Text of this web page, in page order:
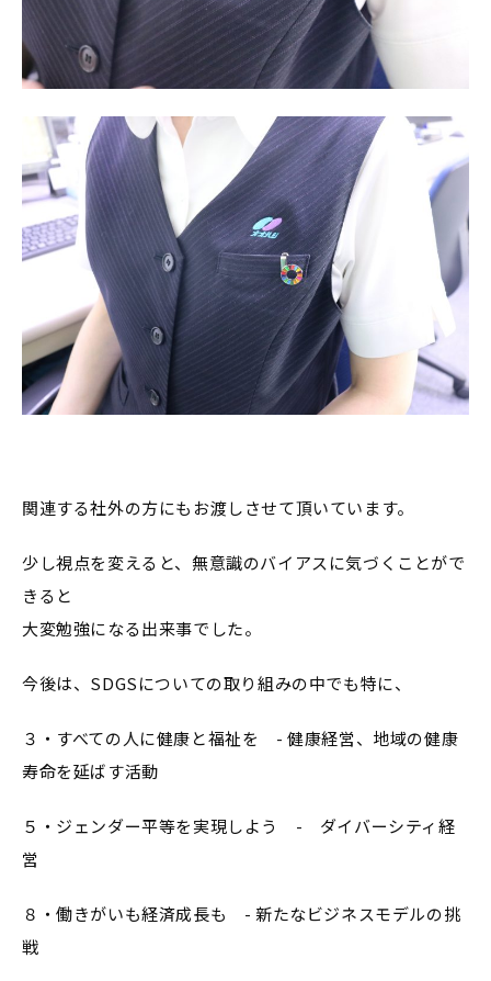
関連する社外の方にもお渡しさせて頂いています。
少し視点を変えると、無意識のバイアスに気づくことがで
きると
大変勉強になる出来事でした。
今後は、SDGSについての取り組みの中でも特に、
３・すべての人に健康と福祉を - 健康経営、地域の健康
寿命を延ばす活動
５・ジェンダー平等を実現しよう - ダイバーシティ経
営
８・働きがいも経済成長も - 新たなビジネスモデルの挑
戦